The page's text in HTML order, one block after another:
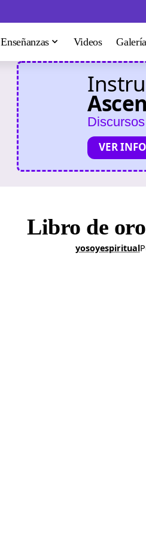
Enseñanzas Videos Galería
VER
Libro de
yosoyespiritual